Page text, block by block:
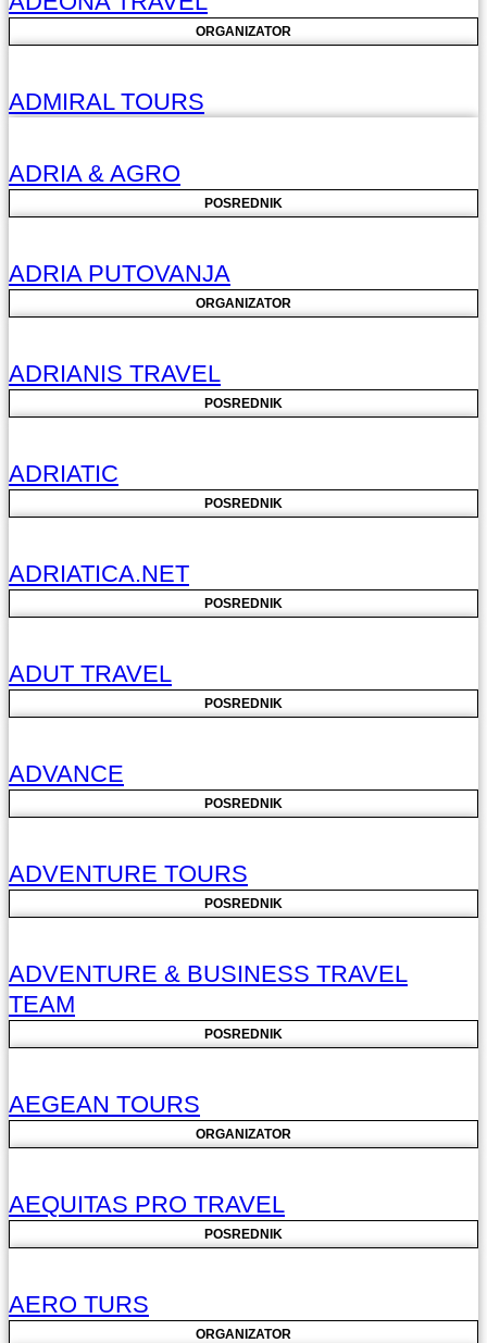
ORGANIZATOR
ADMIRAL TOURS
ADRIA & AGRO
POSREDNIK
ADRIA PUTOVANJA
ORGANIZATOR
ADRIANIS TRAVEL
POSREDNIK
ADRIATIC
POSREDNIK
ADRIATICA.NET
POSREDNIK
ADUT TRAVEL
POSREDNIK
ADVANCE
POSREDNIK
ADVENTURE TOURS
POSREDNIK
ADVENTURE & BUSINESS TRAVEL
TEAM
POSREDNIK
AEGEAN TOURS
ORGANIZATOR
AEQUITAS PRO TRAVEL
POSREDNIK
AERO TURS
ORGANIZATOR